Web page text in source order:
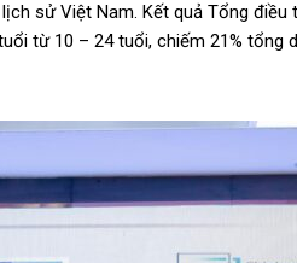
sử Việt Nam. Kết quả Tổng điều
từ 10 – 24 tuổi, chiếm 21% tổng